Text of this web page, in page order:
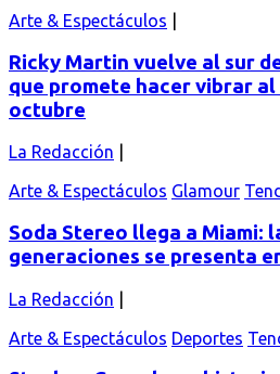
Arte & Espectáculos
Ricky Martin vuelve al sur
que promete hacer vibrar al
octubre
La Redacción
Arte & Espectáculos Glamour
Soda Stereo llega a Miami:
generaciones se presenta
La Redacción
Arte & Espectáculos Deportes